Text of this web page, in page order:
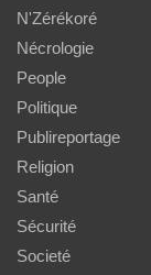
N'Zérékoré
Nécrologie
People
Politique
Publireportage
Religion
Santé
Sécurité
Societé